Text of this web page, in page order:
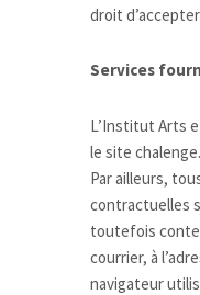
droit
Services
L’Institut Arts
le site
Par ailleurs,
contractuelles
toutefois
courrier, à
navigateur